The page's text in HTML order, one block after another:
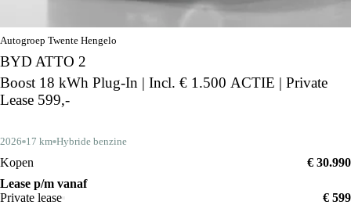
Autogroep Twente Hengelo
BYD ATTO 2
Boost 18 kWh Plug-In | Incl. € 1.500 ACTIE | Private
Lease 599,-
2026 17 km Hybride benzine
Kopen
€ 30.990
Lease p/m vanaf
Private lease
€ 599